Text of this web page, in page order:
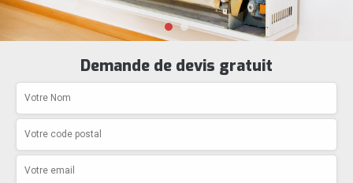
Demande de devis gratuit